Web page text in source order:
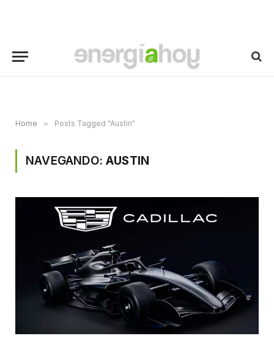
Home » Posts Tagged "Austin"
NAVEGANDO:AUSTIN